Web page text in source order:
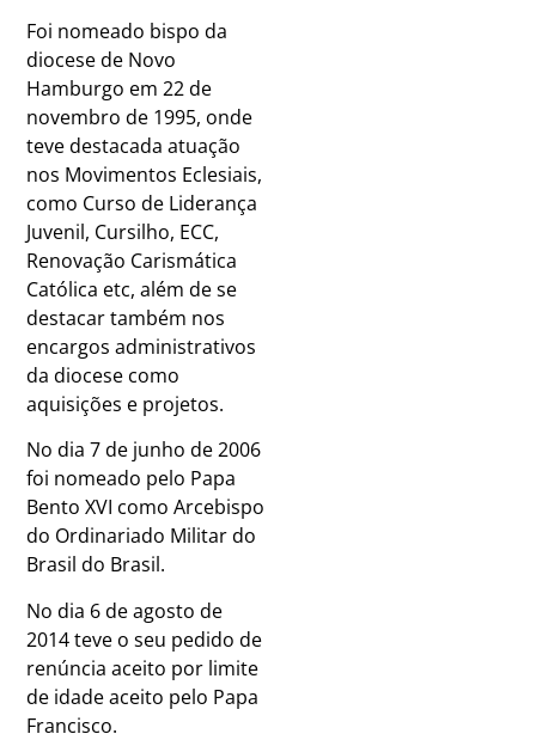
Foi nomeado bispo da
diocese de Novo
Hamburgo em 22 de
novembro de 1995, onde
teve destacada atuação
nos Movimentos Eclesiais,
como Curso de Liderança
Juvenil, Cursilho, ECC,
Renovação Carismática
Católica etc, além de se
destacar também nos
encargos administrativos
da diocese como
aquisições e projetos.
No dia 7 de junho de 2006
foi nomeado pelo Papa
Bento XVI como Arcebispo
do Ordinariado Militar do
Brasil do Brasil.
No dia 6 de agosto de
2014 teve o seu pedido de
renúncia aceito por limite
de idade aceito pelo Papa
Francisco.